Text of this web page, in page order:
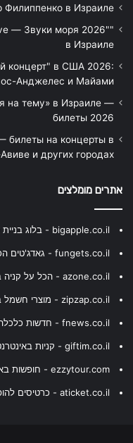
Филиппенко в Израиле
— Звуки моря 2026"
в Израиле
концерт" в США 2026:
Анджелес и Майами
на тему» в Израиле —
билеты 2026
билеты на концерты в
и других городах
אתרים מומלצים
bigapple.co.il - בלוג בניית אתרים
fungets.co.il - גאדג'טים הכי שווים
azone.co.il - הכל על קניה באמזון
zipzap.co.il - מוצרי חשמל במחירים הגיוניים
fnews.co.il - חדשות כלכלה
giftim.co.il - קניות באינטרנט
ezzytour.com - חופשות בארץ ובעולם
aticket.co.il - כרטיסים להופעות